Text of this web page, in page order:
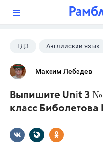
ГДЗ Английский язык
Биболетова М. З.
Максим Лебедев
Выпишите Unit 3
класс Биболетова